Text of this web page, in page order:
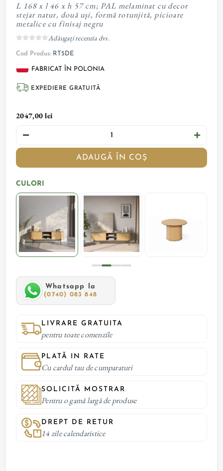
L 168 x l 46 x h 57 cm; PAL melaminat cu decor
stejar natur, două uși, formă rotunjită, picioare
metalice cu finisaj negru
Adăugați recenzia dvs.
Cod Produs: RT5DE
FABRICAT ÎN POLONIA
EXPEDIERE GRATUITĂ
2047,00 lei
ADAUGĂ ÎN COȘ
CULORI
Whatsapp la
(0740) 083 848
LIVRARE GRATUITA
pentru toate comenzile
PLATĂ IN RATE
Cu cardul tau de cumparaturi
SOLICITĂ MOSTRAR
Pentru o gamă largă de produse
DREPT DE RETUR
14 zile calendaristice